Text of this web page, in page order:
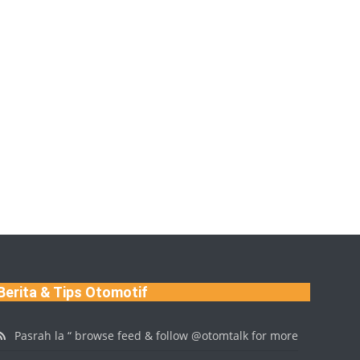
& Tips Otomotif
Pasrah la “ browse feed & follow @otomtalk for more